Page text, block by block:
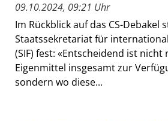
09.10.2024, 09:21 Uhr
Im Rückblick auf das CS-Debakel
Staatssekretariat für
(SIF) fest: «Entscheidend ist nicht
Eigenmittel insgesamt zur
sondern wo diese...